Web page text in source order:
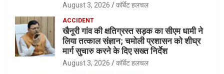
August 3, 2026 कॉर्बेट हलचल
ACCIDENT
खैनूरी गांव की क्षतिग्रस्त सड़क का सीएम धामी ने
लिया तत्काल संज्ञान; चमोली प्रशासन को शीघ्र
मार्ग सुचारु करने के दिए सख्त निर्देश
August 3, 2026 कॉर्बेट हलचल